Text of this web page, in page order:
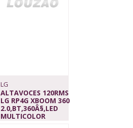
LG
ALTAVOCES 120RMS
LG RP4G XBOOM 360
2.0,BT,360Â§,LED
MULTICOLOR